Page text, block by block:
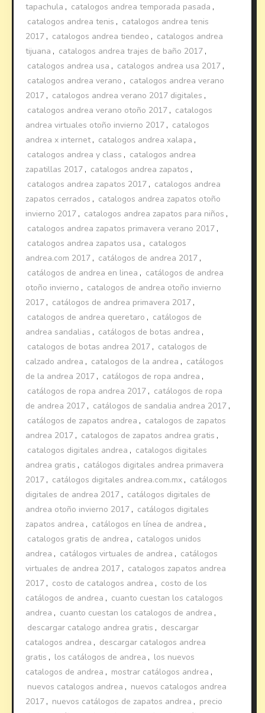
tapachula , catalogos andrea temporada pasada ,
catalogos andrea tenis , catalogos andrea tenis
2017 , catalogos andrea tiendeo , catalogos andrea
tijuana , catalogos andrea trajes de baño 2017 ,
catalogos andrea usa , catalogos andrea usa 2017 ,
catalogos andrea verano , catalogos andrea verano
2017 , catalogos andrea verano 2017 digitales ,
catalogos andrea verano otoño 2017 , catalogos
andrea virtuales otoño invierno 2017 , catalogos
andrea x internet, catalogos andrea xalapa ,
catalogos andrea y class , catalogos andrea
zapatillas 2017 , catalogos andrea zapatos ,
catalogos andrea zapatos 2017 , catalogos andrea
zapatos cerrados , catalogos andrea zapatos otoño
invierno 2017 , catalogos andrea zapatos para niños ,
catalogos andrea zapatos primavera verano 2017 ,
catalogos andrea zapatos usa , catalogos
andrea.com 2017 , catálogos de andrea 2017 ,
catálogos de andrea en linea , catálogos de andrea
otoño invierno , catalogos de andrea otoño invierno
2017 , catálogos de andrea primavera 2017 ,
catalogos de andrea queretaro , catálogos de
andrea sandalias , catálogos de botas andrea ,
catalogos de botas andrea 2017 , catalogos de
calzado andrea , catalogos de la andrea , catálogos
de la andrea 2017 , catálogos de ropa andrea ,
catálogos de ropa andrea 2017 , catálogos de ropa
de andrea 2017 , catálogos de sandalia andrea 2017 ,
catálogos de zapatos andrea , catalogos de zapatos
andrea 2017 , catalogos de zapatos andrea gratis ,
catalogos digitales andrea , catalogos digitales
andrea gratis , catálogos digitales andrea primavera
2017 , catálogos digitales andrea.com.mx , catálogos
digitales de andrea 2017 , catálogos digitales de
andrea otoño invierno 2017 , catálogos digitales
zapatos andrea , catálogos en línea de andrea ,
catalogos gratis de andrea , catalogos unidos
andrea , catálogos virtuales de andrea , catálogos
virtuales de andrea 2017 , catalogos zapatos andrea
2017 , costo de catalogos andrea , costo de los
catálogos de andrea , cuanto cuestan los catalogos
andrea , cuanto cuestan los catalogos de andrea ,
descargar catalogo andrea gratis , descargar
catalogos andrea , descargar catalogos andrea
gratis , los catálogos de andrea , los nuevos
catalogos de andrea , mostrar catálogos andrea ,
nuevos catalogos andrea , nuevos catalogos andrea
2017 , nuevos catálogos de zapatos andrea , precio